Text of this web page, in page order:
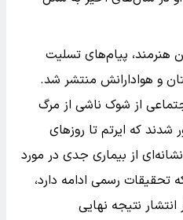
هنرمند، پیام‌های تسلیت
و هوادارانش منتشر شد.
از شوک ناشی از مرگ
شدند که ایرتم تا روزهای
از بیماری جدی در مورد
تحقیقات رسمی ادامه دارد،
انتشار نتیجه نهایی